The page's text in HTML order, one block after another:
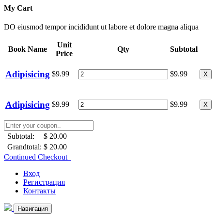
My Cart
DO eiusmod tempor incididunt ut labore et dolore magna aliqua
Book Name
Unit
Price
Qty Subtotal
Adipisicing $9.99 $9.99 X
Adipisicing $9.99 $9.99 X
Subtotal:
$ 20.00
Grandtotal: $ 20.00
Continued Checkout
Вход
Регистрация
Контакты
Навигация